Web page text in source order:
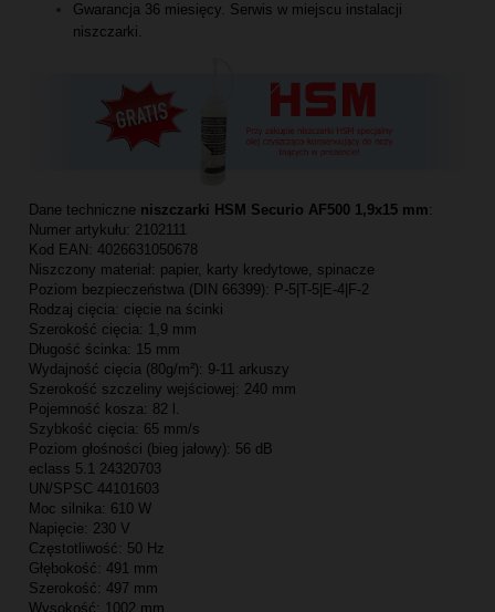
Gwarancja 36 miesięcy. Serwis w miejscu instalacji
niszczarki.
Dane techniczne niszczarki HSM Securio AF500 1,9x15 mm:
Numer artykułu: 2102111
Kod EAN: 4026631050678
Niszczony materiał: papier, karty kredytowe, spinacze
Poziom bezpieczeństwa (DIN 66399): P-5|T-5|E-4|F-2
Rodzaj cięcia: cięcie na ścinki
Szerokość cięcia: 1,9 mm
Długość ścinka: 15 mm
Wydajność cięcia (80g/m²): 9-11 arkuszy
Szerokość szczeliny wejściowej: 240 mm
Pojemność kosza: 82 l.
Szybkość cięcia: 65 mm/s
Poziom głośności (bieg jałowy): 56 dB
eclass 5.1 24320703
UN/SPSC 44101603
Moc silnika: 610 W
Napięcie: 230 V
Częstotliwość: 50 Hz
Głębokość: 491 mm
Szerokość: 497 mm
Wysokość: 1002 mm